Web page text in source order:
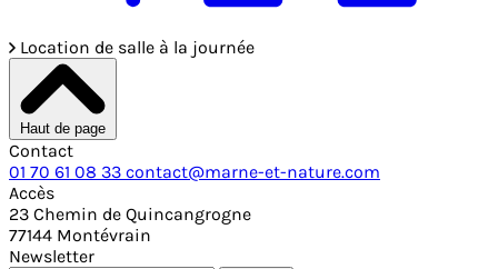
Location de salle à la journée
Haut de page
Contact
01 70 61 08 33 contact@marne-et-nature.com
Accès
23 Chemin de Quincangrogne
77144 Montévrain
Newsletter